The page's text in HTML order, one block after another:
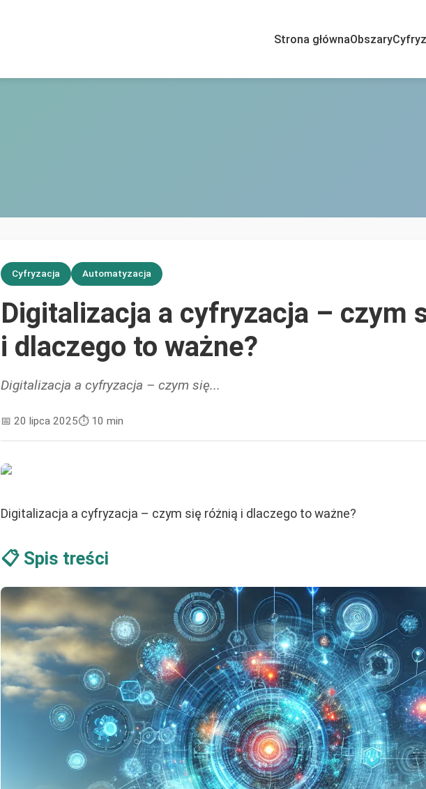
Strona głównaObszary
Cyfryzacja Automatyzacja
Digitalizacja a cyfryzacja – czym
i dlaczego to ważne?
Digitalizacja a cyfryzacja – czym się...
📅 20 lipca 2025⏱️ 10 min
Digitalizacja a cyfryzacja – czym się różnią i dlaczego to ważne?
📋 Spis treści